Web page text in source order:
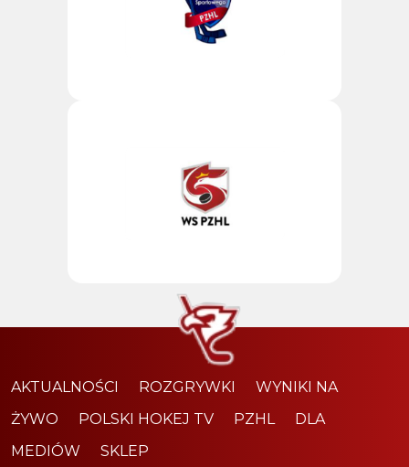
AKTUALNOŚCI ROZGRYWKI
WYNIKI NA
ŻYWO
POLSKI HOKEJ TV PZHL
DLA
MEDIÓW
SKLEP